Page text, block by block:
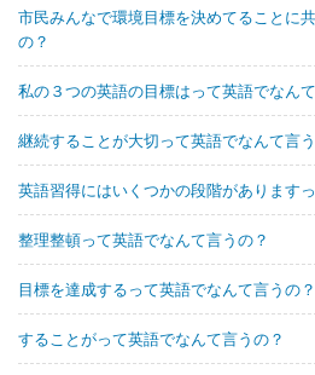
市民みんなで環境目標を決めてることに
の？
私の３つの英語の目標はって英語でなん
継続することが大切って英語でなんて言
英語習得にはいくつかの段階があります
整理整頓って英語でなんて言うの？
目標を達成するって英語でなんて言うの？
することがって英語でなんて言うの？